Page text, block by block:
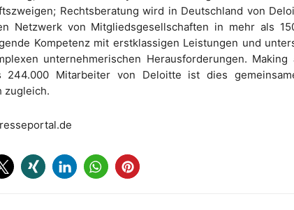
Rechtsberatung wird in Deutschland von
Netzwerk von Mitgliedsgesellschaften in mehr als
Kompetenz mit erstklassigen Leistungen und
unternehmerischen Herausforderungen.
244.000 Mitarbeiter von Deloitte ist dies
zugleich.